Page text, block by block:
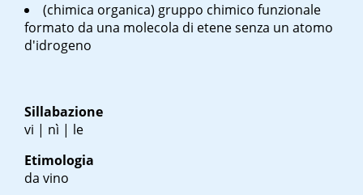
(chimica organica) gruppo chimico funzionale
formato da una molecola di etene senza un atomo
d'idrogeno
Sillabazione
vi | nì | le
Etimologia
da vino